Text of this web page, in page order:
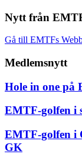
Nytt från
Gå till EMTFs
Medlemsnytt
Hole in one på
EMTF-golfen i
EMTF-golfen i
GK